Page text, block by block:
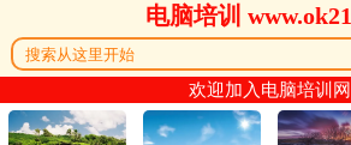
电脑培训
欢迎加入电脑培训网